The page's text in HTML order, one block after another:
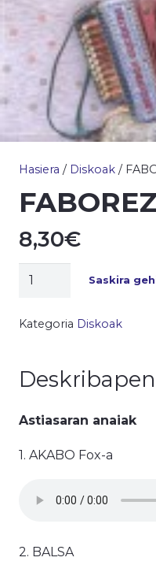
Hasiera / Diskoak /
8,30€
FABOREZ
kantitatea
Saskira
Kategoria Diskoak
Astiasaran anaiak
1. AKABO Fox-a
2. BALSA